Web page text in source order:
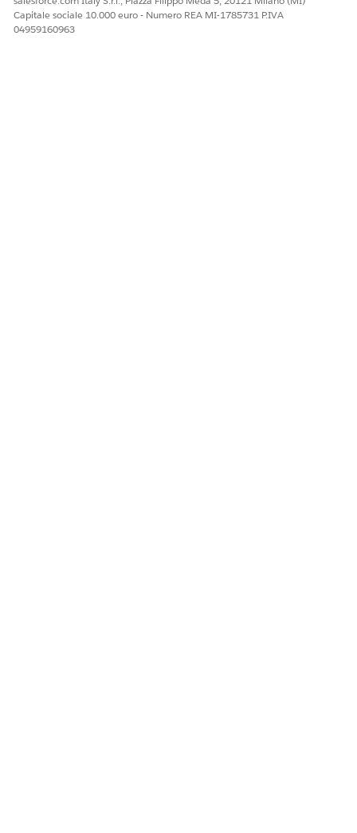
programmazione per la convalida dei dati nella gestione
del flusso di lavoro e delle visite in Coinvolgimento del
Capitale sociale 10.000 euro - Numero REA MI-1785731 P.IVA
04959160963